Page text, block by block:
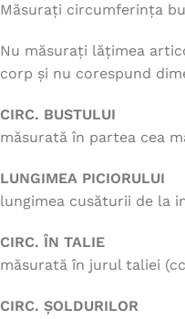
Măsurați circumferința
Nu măsurați lățimea
corp și nu corespund
CIRC. BUSTULUI
măsurată în partea cea
LUNGIMEA PICIORULUI
lungimea cusăturii de la
CIRC. ÎN TALIE
măsurată în jurul taliei
CIRC. ȘOLDURILOR